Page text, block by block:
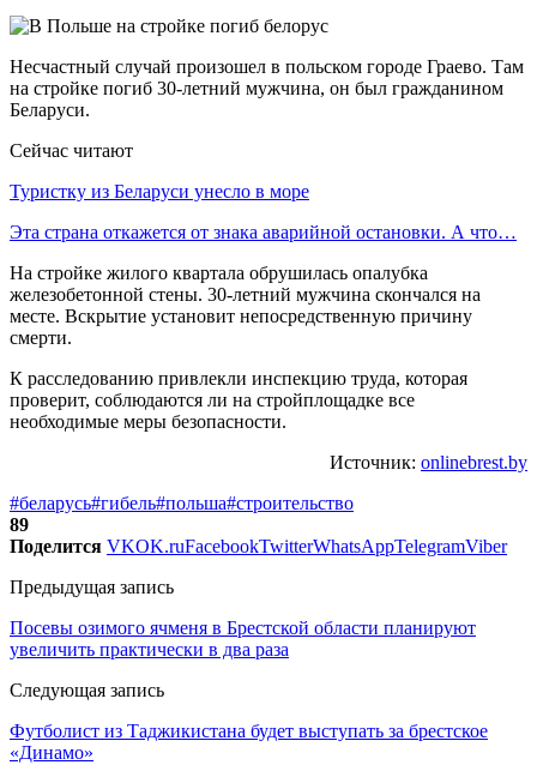
Несчастный случай произошел в польском городе Граево. Там
на стройке погиб 30-летний мужчина, он был гражданином
Беларуси.
Сейчас читают
Туристку из Беларуси унесло в море
Эта страна откажется от знака аварийной остановки. А что…
На стройке жилого квартала обрушилась опалубка
железобетонной стены. 30-летний мужчина скончался на
месте. Вскрытие установит непосредственную причину
смерти.
К расследованию привлекли инспекцию труда, которая
проверит, соблюдаются ли на стройплощадке все
необходимые меры безопасности.
Источник: onlinebrest.by
#беларусь#гибель#польша#строительство
89
Поделится VKOK.ruFacebookTwitterWhatsAppTelegramViber
Предыдущая запись
Посевы озимого ячменя в Брестской области планируют
увеличить практически в два раза
Следующая запись
Футболист из Таджикистана будет выступать за брестское
«Динамо»